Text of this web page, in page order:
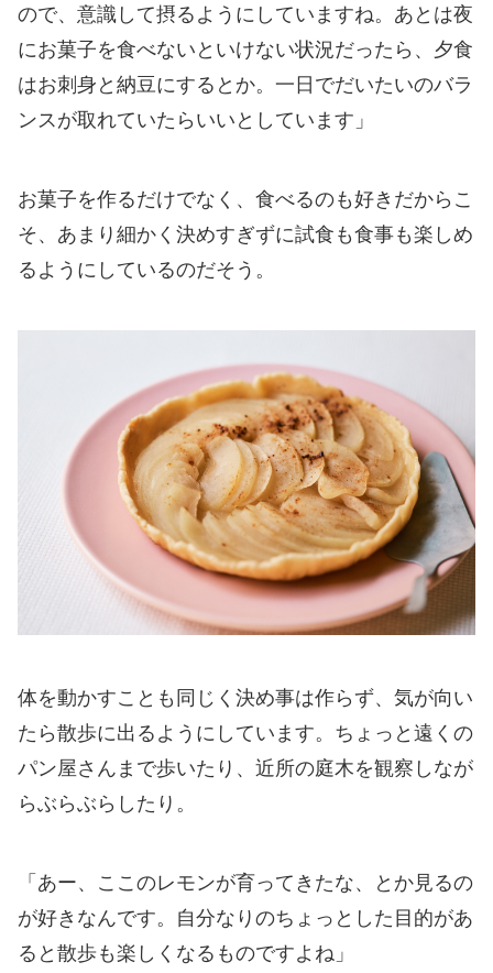
ので、意識して摂るようにしていますね。あとは夜
にお菓子を食べないといけない状況だったら、夕食
はお刺身と納豆にするとか。一日でだいたいのバラ
ンスが取れていたらいいとしています」
お菓子を作るだけでなく、食べるのも好きだからこ
そ、あまり細かく決めすぎずに試食も食事も楽しめ
るようにしているのだそう。
体を動かすことも同じく決め事は作らず、気が向い
たら散歩に出るようにしています。ちょっと遠くの
パン屋さんまで歩いたり、近所の庭木を観察しなが
らぶらぶらしたり。
「あー、ここのレモンが育ってきたな、とか見るの
が好きなんです。自分なりのちょっとした目的があ
ると散歩も楽しくなるものですよね」